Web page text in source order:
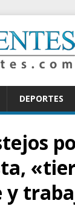
DEPORTES
y